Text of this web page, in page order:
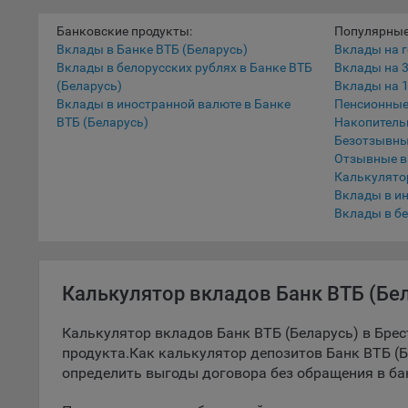
5.1.
5.2.
их
5.3.
5.4.
9.1.
может
9.2.
Банковские продукты:
Вклады в Банке ВТБ (Беларусь)
Вклады в белорусских рублях в Банке ВТБ
(Беларусь)
Вклады в иностранной валюте в Банке
ВТБ (Беларусь)
Вклады на
Вклады на
Вклады на
Отзывные
Вклады в
Вклады в
Калькулятор вкладов Банк ВТБ
Калькулятор вкладов Банк ВТБ (Беларусь) в
продукта.Как калькулятор депозитов Банк ВТБ
определить выгоды договора без обращения в